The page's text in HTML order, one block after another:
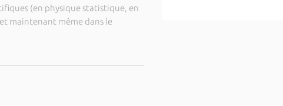
(en physique statistique, en
maintenant même dans le